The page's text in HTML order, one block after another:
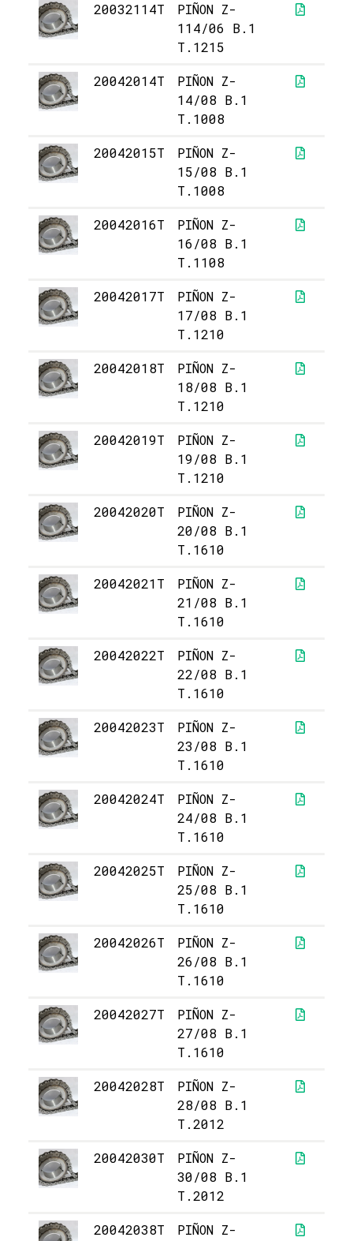
20032114T
PIÑON Z-
114/06 B.1
T.1215
20042014T
PIÑON Z-
14/08 B.1
T.1008
20042015T
PIÑON Z-
15/08 B.1
T.1008
20042016T
PIÑON Z-
16/08 B.1
T.1108
20042017T
PIÑON Z-
17/08 B.1
T.1210
20042018T
PIÑON Z-
18/08 B.1
T.1210
20042019T
PIÑON Z-
19/08 B.1
T.1210
20042020T
PIÑON Z-
20/08 B.1
T.1610
20042021T
PIÑON Z-
21/08 B.1
T.1610
20042022T
PIÑON Z-
22/08 B.1
T.1610
20042023T
PIÑON Z-
23/08 B.1
T.1610
20042024T
PIÑON Z-
24/08 B.1
T.1610
20042025T
PIÑON Z-
25/08 B.1
T.1610
20042026T
PIÑON Z-
26/08 B.1
T.1610
20042027T
PIÑON Z-
27/08 B.1
T.1610
20042028T
PIÑON Z-
28/08 B.1
T.2012
20042030T
PIÑON Z-
30/08 B.1
T.2012
20042038T
PIÑON Z-